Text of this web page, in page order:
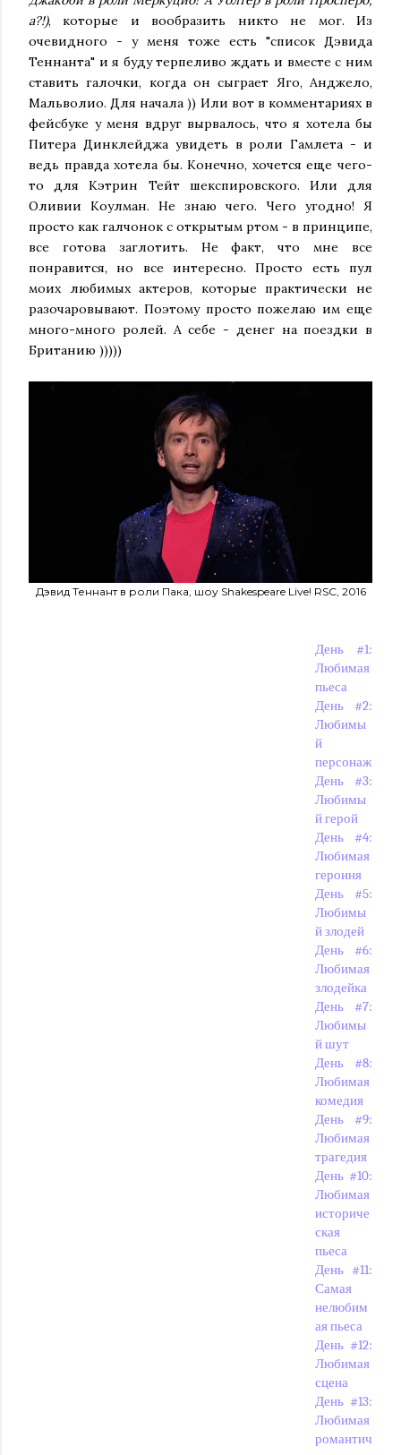
а?!), которые и вообразить никто не мог. Из
очевидного - у меня тоже есть "список Дэвида
Теннанта" и я буду терпеливо ждать и вместе с ним
ставить галочки, когда он сыграет Яго, Анджело,
Мальволио. Для начала )) Или вот в комментариях в
фейсбуке у меня вдруг вырвалось, что я хотела бы
Питера Динклейджа увидеть в роли Гамлета - и
ведь правда хотела бы. Конечно, хочется еще чего-
то для Кэтрин Тейт шекспировского. Или для
Оливии Коулман. Не знаю чего. Чего угодно! Я
просто как галчонок с открытым ртом - в принципе,
все готова заглотить. Не факт, что мне все
понравится, но все интересно. Просто есть пул
моих любимых актеров, которые практически не
разочаровывают. Поэтому просто пожелаю им еще
много-много ролей. А себе - денег на поездки в
Британию )))))
Дэвид Теннант в роли Пака, шоу Shakespeare Live! RSC, 2016
День #1:
Любимая
пьеса
День #2:
Любимы
й
персонаж
День #3:
Любимы
й герой
День #4:
Любимая
героиня
День #5:
Любимы
й злодей
День #6:
Любимая
злодейка
День #7:
Любимы
й шут
День #8:
Любимая
комедия
День #9:
Любимая
трагедия
День #10:
Любимая
историче
ская
пьеса
День #11:
Самая
нелюбим
ая пьеса
День #12:
Любимая
сцена
День #13:
Любимая
романтич